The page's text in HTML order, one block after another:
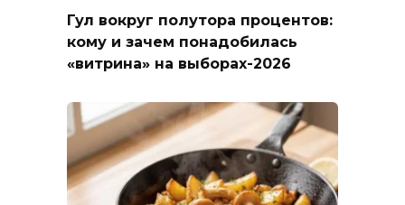
Гул вокруг полутора процентов:
кому и зачем понадобилась
«витрина» на выборах-2026